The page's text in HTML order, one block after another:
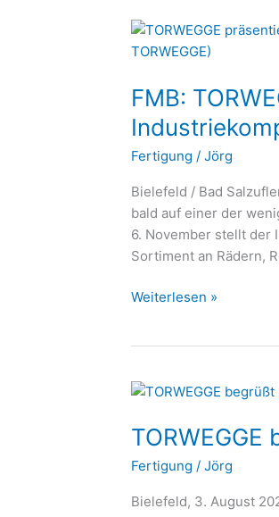
FMB:
Fertigung / Jörg
Bielefeld / Bad
bald auf einer der
6. November stellt der
Sortiment an Rädern,
FMB:
TORWEGGE
Aushängeschild
für
Industriekompetenz
in
Weiterlesen »
Fertigung / Jörg
Bielefeld, 3. August
TORWEGGE
zwei
Auszubildende